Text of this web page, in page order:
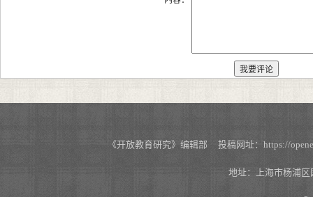
《开放教育研究》编辑部 投稿网址：https://
地址：上海市杨浦